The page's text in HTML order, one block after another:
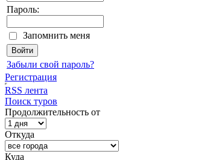
Пароль:
Запомнить меня
Забыли свой пароль?
Регистрация
RSS лента
Поиск туров
Продолжительность от
Откуда
Куда